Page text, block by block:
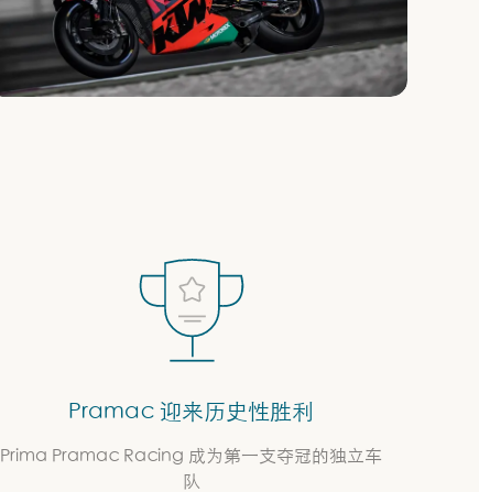
Pramac 迎来历史性胜利
Prima Pramac Racing 成为第一支夺冠的独立车
队